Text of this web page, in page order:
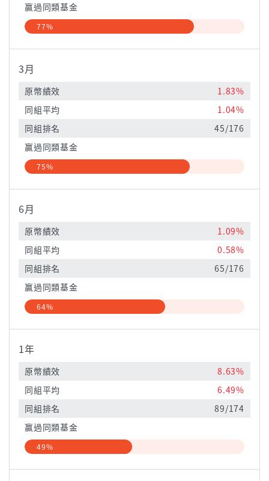
贏過同類基金
77%
3月
原幣績效
1.83%
同組平均
1.04%
同組排名
45/176
贏過同類基金
75%
6月
原幣績效
1.09%
同組平均
0.58%
同組排名
65/176
贏過同類基金
64%
1年
原幣績效
8.63%
同組平均
6.49%
同組排名
89/174
贏過同類基金
49%